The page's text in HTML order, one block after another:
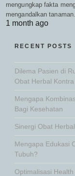
mengungkap fakta
mengandalkan
1 month ago
RECENT POSTS
Dilema Pasien di
Obat Herbal
Mengapa
Bagi Kesehatan
Sinergi Obat
Mengapa Edukasi
Tubuh?
Optimalisasi